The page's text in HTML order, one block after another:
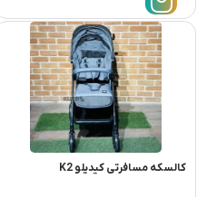
کالسکه مسافرتی کیدیلو K2